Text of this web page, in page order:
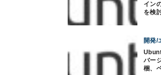
イン
を検
開発/
バー
梱、